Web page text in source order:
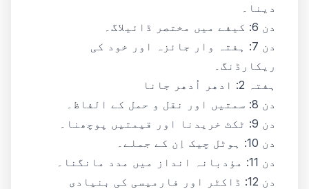
دینا۔
دن 6: کیفے میں مختصر ڈائیلاگ۔
دن 7: ہفتہ وار جائزہ اور خود کی
ریکارڈنگ۔
ہفتہ 2: ادھر اُدھر جانا
دن 8: سمتیں اور نقل و حمل کے الفاظ۔
دن 9: ٹکٹ خریدنا اور قیمتیں پوچھنا۔
دن 10: ہوٹل چیک اِن کے جملے۔
دن 11: مؤدبانہ انداز میں مدد مانگنا۔
دن 12: ڈاکٹر اور فارمیسی کی بنیادی